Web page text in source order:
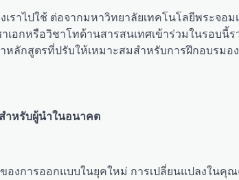
าไปใช้ ต่อจากมหาวิทยาลัยเทคโนโลยีพระจอม
อกหรือวิชาโทด้านสารสนเทศเข้าร่วมในรอบนี้
ลักสูตรที่ปรับให้เหมาะสมสำหรับการฝึกอบรมอ
สำหรับผู้นำในอนาคต
องการออกแบบในยุคใหม่ การเปลี่ยนแปลงใน